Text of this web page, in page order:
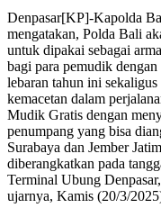
Share
Denpasar[KP]-Kapolda
mengatakan, Polda Bali
untuk dipakai sebagai
bagi para pemudik
lebaran tahun ini
kemacetan dalam
Mudik Gratis dengan
penumpang yang bisa
Surabaya dan Jember
diberangkatkan pada
Terminal Ubung
ujarnya, Kamis (20/3/